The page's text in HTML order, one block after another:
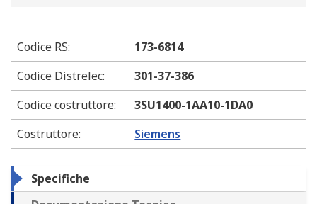
Codice RS:
173-6814
Codice Distrelec:
301-37-386
Codice costruttore:
3SU1400-1AA10-1DA0
Costruttore: Siemens
Specifiche